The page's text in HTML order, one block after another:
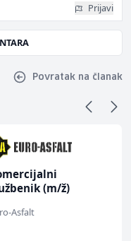
Prijavi
Povratak na članak
(m/ž)
Asfalt